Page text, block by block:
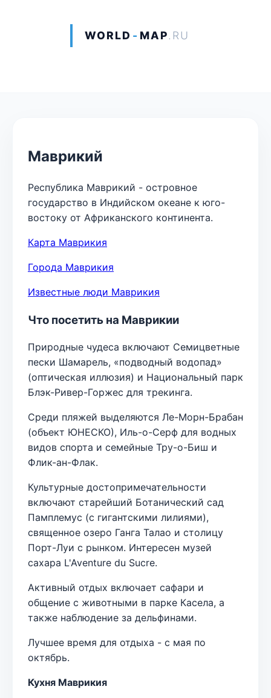
WORLD - MAP.RU
Маврикий
Республика Маврикий - островное
государство в Индийском океане к юго-
востоку от Африканского континента.
Карта Маврикия
Города Маврикия
Известные люди Маврикия
Что посетить на Маврикии
Природные чудеса включают Семицветные
пески Шамарель, «подводный водопад»
(оптическая иллюзия) и Национальный парк
Блэк-Ривер-Горжес для трекинга.
Среди пляжей выделяются Ле-Морн-Брабан
(объект ЮНЕСКО), Иль-о-Серф для водных
видов спорта и семейные Тру-о-Биш и
Флик-ан-Флак.
Культурные достопримечательности
включают старейший Ботанический сад
Памплемус (с гигантскими лилиями),
священное озеро Ганга Талао и столицу
Порт-Луи с рынком. Интересен музей
сахара L'Aventure du Sucre.
Активный отдых включает сафари и
общение с животными в парке Касела, а
также наблюдение за дельфинами.
Лучшее время для отдыха - с мая по
октябрь.
Кухня Маврикия